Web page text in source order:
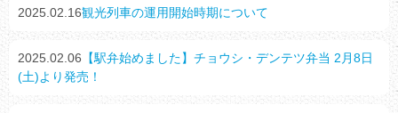
2025.02.16観光列車の運用開始時期について
2025.02.06 【駅弁始めました】チョウシ・デンテツ弁当 2月8日
(土)より発売！